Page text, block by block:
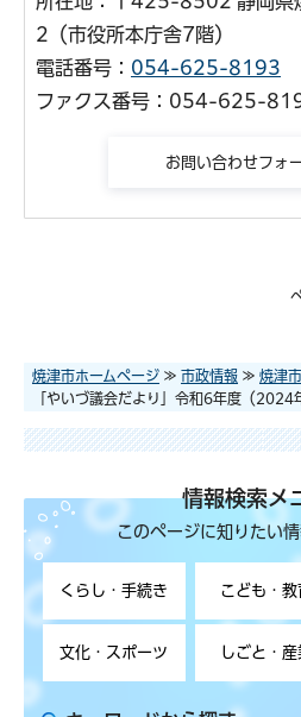
2（市役所本庁舎7階）
電話番号： 054-625-8193
ファクス番号：054-625-
焼津市ホームページ ≫ 市政情報 ≫ 焼津
「やいづ議会だより」令和6年度（2024
情報検索メ
このページに知りたい
くらし・手続き こども・教
文化・スポーツ しごと・産